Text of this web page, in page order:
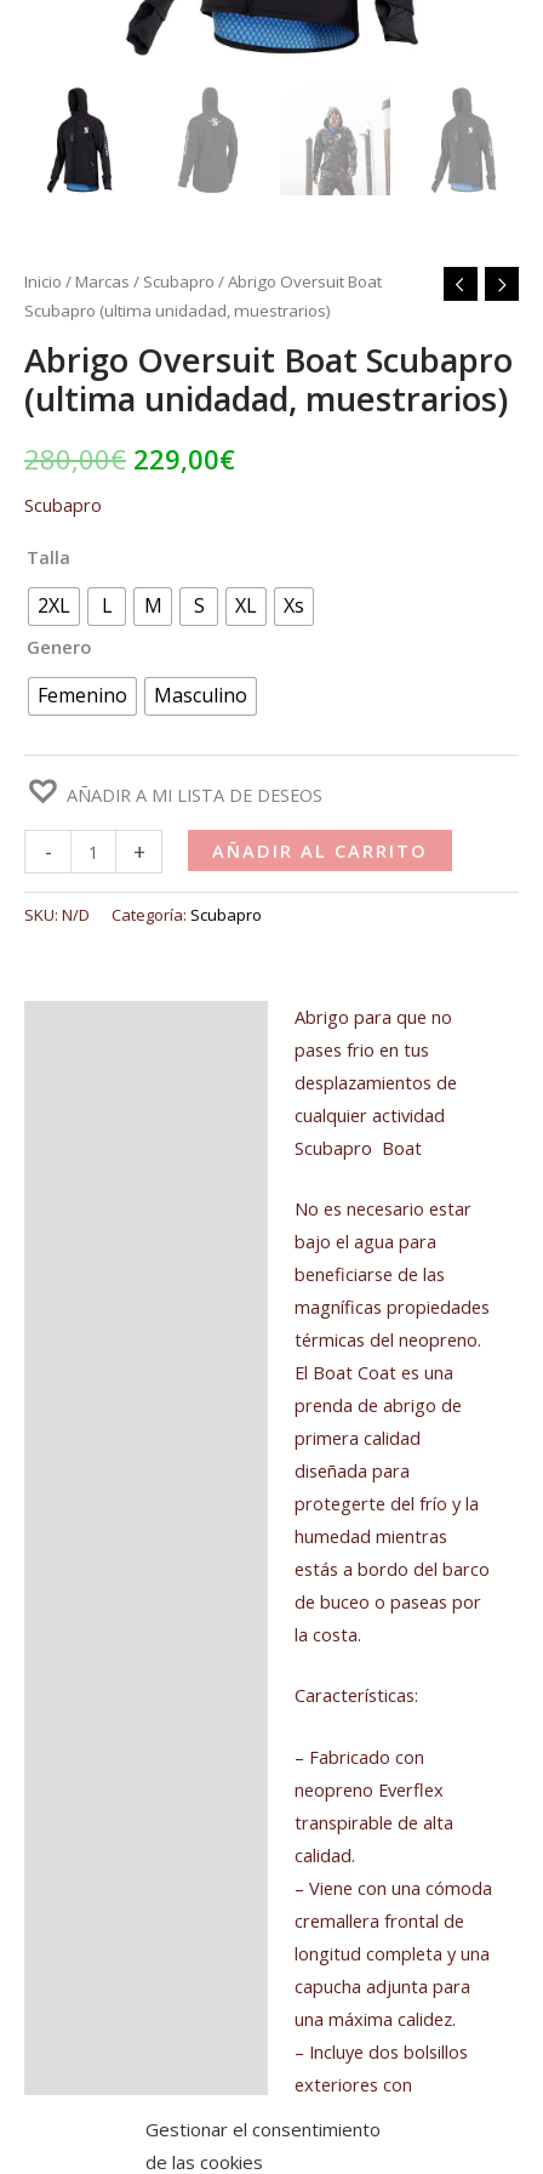
Gestionar el consentimiento
de las cookies
Inicio / Marcas / Scubapro / Abrigo Oversuit Boat
Scubapro (ultima unidadad, muestrarios)
Abrigo Oversuit Boat Scubapro
(ultima unidadad, muestrarios)
280,00€ 229,00€
Scubapro
Talla
2XL L M S XL Xs
Genero
Femenino Masculino
AÑADIR A MI LISTA DE DESEOS
- + AÑADIR AL CARRITO
SKU: N/D Categoría: Scubapro
Abrigo para que no
pases frio en tus
desplazamientos de
cualquier actividad
Scubapro Boat
No es necesario estar
bajo el agua para
beneficiarse de las
magníficas propiedades
térmicas del neopreno.
El Boat Coat es una
prenda de abrigo de
primera calidad
diseñada para
protegerte del frío y la
humedad mientras
estás a bordo del barco
de buceo o paseas por
la costa.
Características:
– Fabricado con
neopreno Everflex
transpirable de alta
calidad.
– Viene con una cómoda
cremallera frontal de
longitud completa y una
capucha adjunta para
una máxima calidez.
– Incluye dos bolsillos
exteriores con